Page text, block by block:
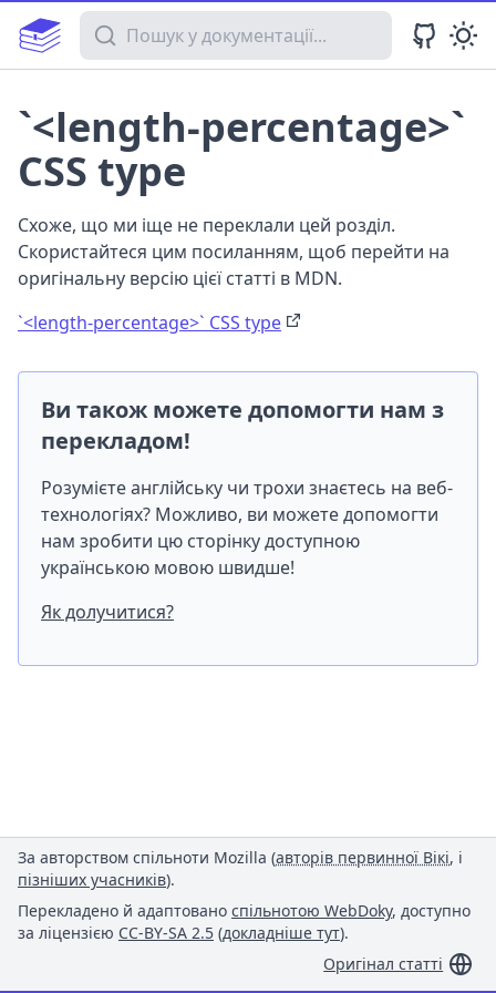
Пошук у документації
`<length-percentage>`
CSS type
Схоже, що ми іще не переклали цей розділ.
Скористайтеся цим посиланням, щоб перейти на
оригінальну версію цієї статті в MDN.
`<length-percentage>` CSS type
Ви також можете допомогти нам з
перекладом!
Розумієте англійську чи трохи знаєтесь на веб-
технологіях? Можливо, ви можете допомогти
нам зробити цю сторінку доступною
українською мовою швидше!
Як долучитися?
За авторством спільноти Mozilla (авторів первинної Вікі, і
пізніших учасників).
Перекладено й адаптовано спільнотою WebDoky, доступно
за ліцензією CC-BY-SA 2.5 (докладніше тут).
Оригінал статті